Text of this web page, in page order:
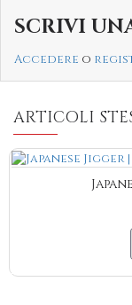
SCRIVI
Accedere o
ARTICOLI